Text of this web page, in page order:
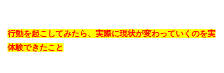
行動を起こしてみたら、実際に現状が変わっていくのを実
体験できたこと